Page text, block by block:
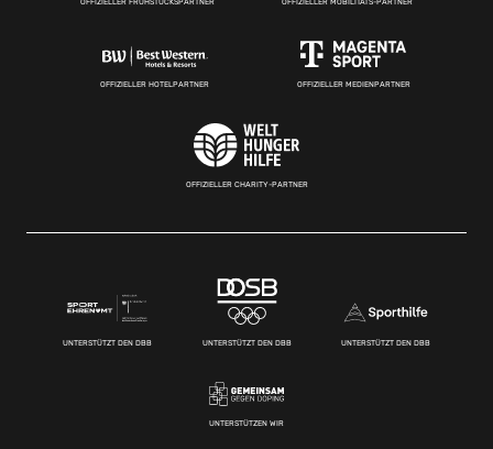
OFFIZIELLER HOTELPARTNER OFFIZIELLER MEDIENPARTNER
OFFIZIELLER CHARITY-PARTNER
UNTERSTÜTZT DEN DBB UNTERSTÜTZT DEN DBB UNTERSTÜTZT DEN DBB
UNTERSTÜTZEN WIR